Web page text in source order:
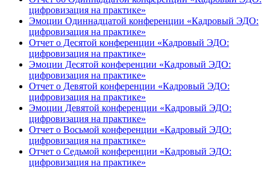
цифровизация на практике»
Эмоции Одиннадцатой конференции «Кадровый ЭДО:
цифровизация на практике»
Отчет о Десятой конференции «Кадровый ЭДО:
цифровизация на практике»
Эмоции Десятой конференции «Кадровый ЭДО:
цифровизация на практике»
Отчет о Девятой конференции «Кадровый ЭДО:
цифровизация на практике»
Эмоции Девятой конференции «Кадровый ЭДО:
цифровизация на практике»
Отчет о Восьмой конференции «Кадровый ЭДО:
цифровизация на практике»
Отчет о Седьмой конференции «Кадровый ЭДО:
цифровизация на практике»